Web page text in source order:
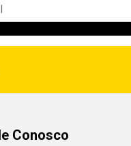
Conosco